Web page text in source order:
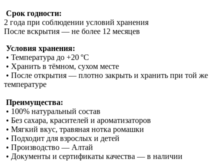
Срок годности:
2 года при соблюдении условий хранения
После вскрытия — не более 12 месяцев
Условия хранения:
• Температура до +20 °C
• Хранить в тёмном, сухом месте
• После открытия — плотно закрыть и хранить при той же
температуре
Преимущества:
• 100% натуральный состав
• Без сахара, красителей и ароматизаторов
• Мягкий вкус, травяная нотка ромашки
• Подходит для взрослых и детей
• Производство — Алтай
• Документы и сертификаты качества — в наличии